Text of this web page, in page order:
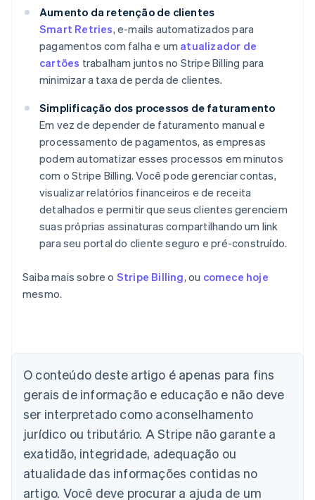
Aumento da retenção de clientes
Smart Retries, e-mails automatizados para
pagamentos com falha e um atualizador de
cartões trabalham juntos no Stripe Billing para
minimizar a taxa de perda de clientes.
Simplificação dos processos de faturamento
Em vez de depender de faturamento manual e
processamento de pagamentos, as empresas
podem automatizar esses processos em minutos
com o Stripe Billing. Você pode gerenciar contas,
visualizar relatórios financeiros e de receita
detalhados e permitir que seus clientes gerenciem
suas próprias assinaturas compartilhando um link
para seu portal do cliente seguro e pré-construído.
Saiba mais sobre o Stripe Billing, ou comece hoje
mesmo.
O conteúdo deste artigo é apenas para fins
gerais de informação e educação e não deve
ser interpretado como aconselhamento
jurídico ou tributário. A Stripe não garante a
exatidão, integridade, adequação ou
atualidade das informações contidas no
artigo. Você deve procurar a ajuda de um
Austrália
Áustria
DeutschEnglish
Bélgica
Nederlands
Brasil
PortuguêsEnglish
Bulgária
English
Canadá